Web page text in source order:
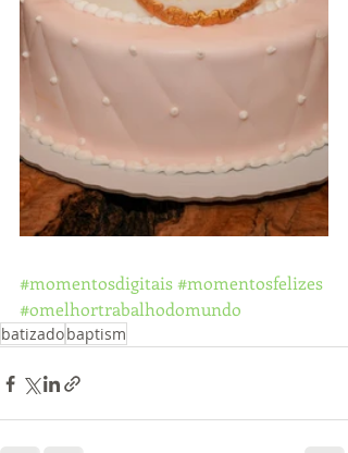
#momentosdigitais#momentosfelizes
#omelhortrabalhodomundo
batizadobaptism